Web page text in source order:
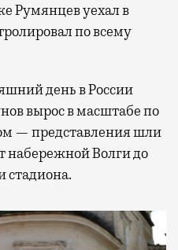
Румянцев уехал в
по всему
день в России
вырос в масштабе по
— представления шли
набережной Волги до
стадиона.